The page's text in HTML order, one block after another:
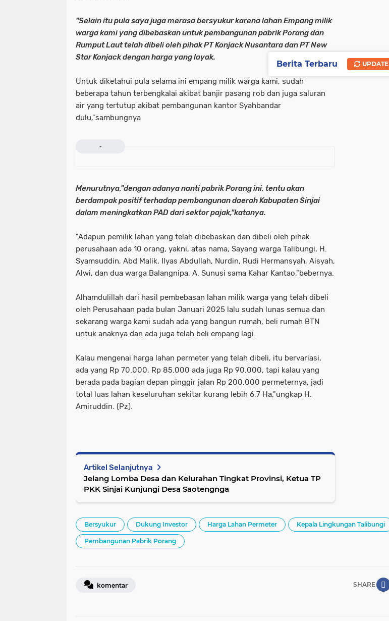
"Selain itu pula saya juga merasa bersyukur karena lahan Empang milik
warga kami yang dibebaskan untuk pembangunan pabrik Porang dan
Rumput Laut telah dibeli oleh pihak PT Konjack Nusantara dan PT New
Star Konjack dengan harga yang layak.
Untuk diketahui pula selama ini empang milik warga kami, sudah
beberapa tahun terbengkalai akibat banjir pasang rob dan juga saluran
air yang tertutup akibat pembangunan kantor Syahbandar
dulu,"sambungnya
-
Menurutnya,"dengan adanya nanti pabrik Porang ini, tentu akan
berdampak positif terhadap pembangunan daerah Kabupaten Sinjai
dalam meningkatkan PAD dari sektor pajak,"katanya.
"Adapun pemilik lahan yang telah dibebaskan dan dibeli oleh pihak
perusahaan ada 10 orang, yakni, atas nama, Sayang warga Talibungi, H.
Syamsuddin, Abd Malik, Ilyas Abdullah, Nurdin, Rudi Hermansyah, Aisyah,
Alwi, dan dua warga Balangnipa, A. Sunusi sama Kahar Kantao,"bebernya.
Alhamdulillah dari hasil pembebasan lahan milik warga yang telah dibeli
oleh Perusahaan pada bulan Januari 2025 lalu sudah lunas semua dan
sekarang warga kami sudah ada yang bangun rumah, beli rumah BTN
untuk anaknya dan ada juga telah beli empang lagi.
Kalau mengenai harga lahan permeter yang telah dibeli, itu bervariasi,
ada yang Rp 70.000, Rp 85.000 ada juga Rp 90.000, tapi kalau yang
berada pada bagian depan pinggir jalan Rp 200.000 permeternya, jadi
total luas lahan keseluruhan sekitar kurang lebih 6,7 Ha,"ungkap H.
Amiruddin. (Pz).
Artikel Selanjutnya
Jelang Lomba Desa dan Kelurahan Tingkat Provinsi, Ketua TP
PKK Sinjai Kunjungi Desa Saotengnga
Bersyukur Dukung Investor Harga Lahan Permeter Kepala Lingkungan Talibungi
Pembangunan Pabrik Porang
SHARE
komentar
Berita Terbaru UPDATE